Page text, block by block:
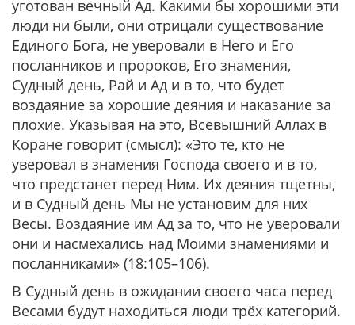
уготован вечный Ад. Какими бы хорошими эти
люди ни были, они отрицали существование
Единого Бога, не уверовали в Него и Его
посланников и пророков, Его знамения,
Судный день, Рай и Ад и в то, что будет
воздаяние за хорошие деяния и наказание за
плохие. Указывая на это, Всевышний Аллах в
Коране говорит (смысл): «Это те, кто не
уверовал в знамения Господа своего и в то,
что предстанет перед Ним. Их деяния тщетны,
и в Судный день Мы не установим для них
Весы. Воздаяние им Ад за то, что не уверовали
они и насмехались над Моими знамениями и
посланниками» (18:105–106).
В Судный день в ожидании своего часа перед
Весами будут находиться люди трёх категорий.